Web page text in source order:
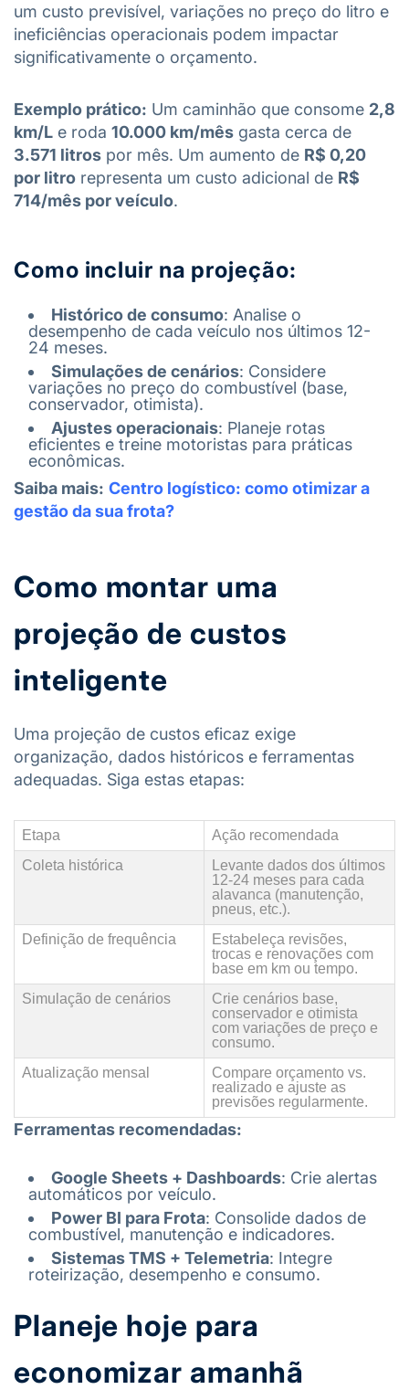
um custo previsível, variações no preço do litro e
ineficiências operacionais podem impactar
significativamente o orçamento.
Exemplo prático: Um caminhão que consome 2,8
km/L e roda 10.000 km/mês gasta cerca de
3.571 litros por mês. Um aumento de R$ 0,20
por litro representa um custo adicional de R$
714/mês por veículo.
Como incluir na projeção:
Histórico de consumo: Analise o
desempenho de cada veículo nos últimos 12-
24 meses.
Simulações de cenários: Considere
variações no preço do combustível (base,
conservador, otimista).
Ajustes operacionais: Planeje rotas
eficientes e treine motoristas para práticas
econômicas.
Saiba mais: Centro logístico: como otimizar a
gestão da sua frota?
Como montar uma
projeção de custos
inteligente
Uma projeção de custos eficaz exige
organização, dados históricos e ferramentas
adequadas. Siga estas etapas:
Etapa
Ação recomendada
Coleta histórica
Levante dados dos últimos
12-24 meses para cada
alavanca (manutenção,
pneus, etc.).
Definição de frequência
Estabeleça revisões,
trocas e renovações com
base em km ou tempo.
Simulação de cenários
Crie cenários base,
conservador e otimista
com variações de preço e
consumo.
Atualização mensal
Compare orçamento vs.
realizado e ajuste as
previsões regularmente.
Ferramentas recomendadas:
Google Sheets + Dashboards: Crie alertas
automáticos por veículo.
Power BI para Frota: Consolide dados de
combustível, manutenção e indicadores.
Sistemas TMS + Telemetria: Integre
roteirização, desempenho e consumo.
Planeje hoje para
economizar amanhã